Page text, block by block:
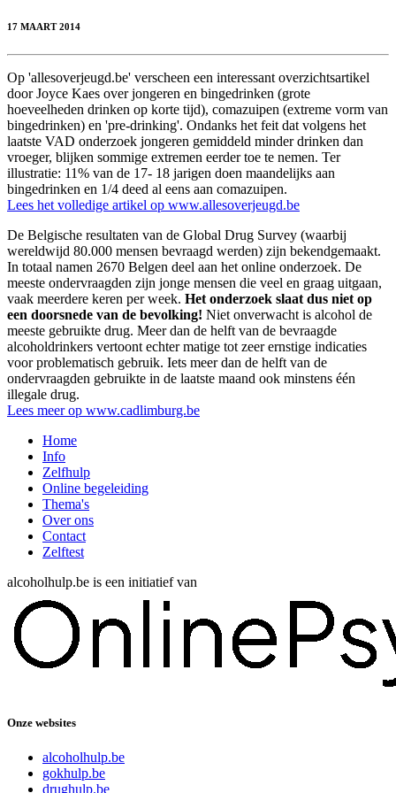
17 MAART 2014
Op 'allesoverjeugd.be' verscheen een interessant overzichtsartikel
door Joyce Kaes over jongeren en bingedrinken (grote
hoeveelheden drinken op korte tijd), comazuipen (extreme vorm van
bingedrinken) en 'pre-drinking'. Ondanks het feit dat volgens het
laatste VAD onderzoek jongeren gemiddeld minder drinken dan
vroeger, blijken sommige extremen eerder toe te nemen. Ter
illustratie: 11% van de 17- 18 jarigen doen maandelijks aan
bingedrinken en 1/4 deed al eens aan comazuipen.
Lees het volledige artikel op www.allesoverjeugd.be
De Belgische resultaten van de Global Drug Survey (waarbij
wereldwijd 80.000 mensen bevraagd werden) zijn bekendgemaakt.
In totaal namen 2670 Belgen deel aan het online onderzoek. De
meeste ondervraagden zijn jonge mensen die veel en graag uitgaan,
vaak meerdere keren per week. Het onderzoek slaat dus niet op
een doorsnede van de bevolking! Niet onverwacht is alcohol de
meeste gebruikte drug. Meer dan de helft van de bevraagde
alcoholdrinkers vertoont echter matige tot zeer ernstige indicaties
voor problematisch gebruik. Iets meer dan de helft van de
ondervraagden gebruikte in de laatste maand ook minstens één
illegale drug.
Lees meer op www.cadlimburg.be
Home
Info
Zelfhulp
Online begeleiding
Thema's
Over ons
Contact
Zelftest
alcoholhulp.be is een initiatief van
Onze websites
alcoholhulp.be
gokhulp.be
drughulp.be